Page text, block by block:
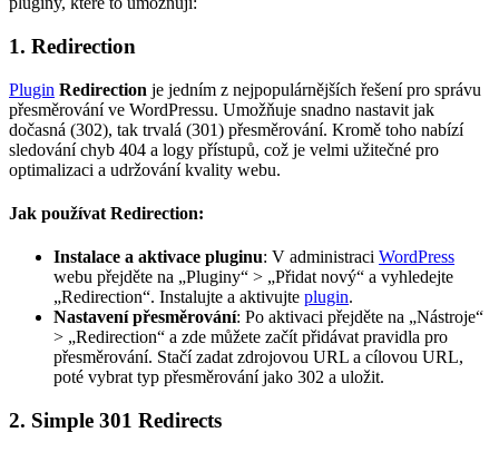
1. Redirection
Plugin Redirection je jedním z nejpopulárnějších řešení pro správu
přesměrování ve WordPressu. Umožňuje snadno nastavit jak
dočasná (302), tak trvalá (301) přesměrování. Kromě toho nabízí
sledování chyb 404 a logy přístupů, což je velmi užitečné pro
optimalizaci a udržování kvality webu.
Jak používat Redirection:
Instalace a aktivace pluginu: V administraci WordPress
webu přejděte na „Pluginy“ > „Přidat nový“ a vyhledejte
„Redirection“. Instalujte a aktivujte plugin.
Nastavení přesměrování: Po aktivaci přejděte na „Nástroje“
> „Redirection“ a zde můžete začít přidávat pravidla pro
přesměrování. Stačí zadat zdrojovou URL a cílovou URL,
poté vybrat typ přesměrování jako 302 a uložit.
2. Simple 301 Redirects